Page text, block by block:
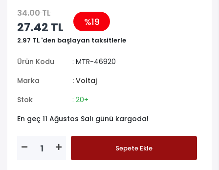
34.00 TL
27.42 TL %19
2.97 TL 'den başlayan taksitlerle
Ürün Kodu
: MTR-46920
Marka
: Voltaj
Stok
: 20+
En geç 11 Ağustos Salı günü kargoda!
Sepete Ekle